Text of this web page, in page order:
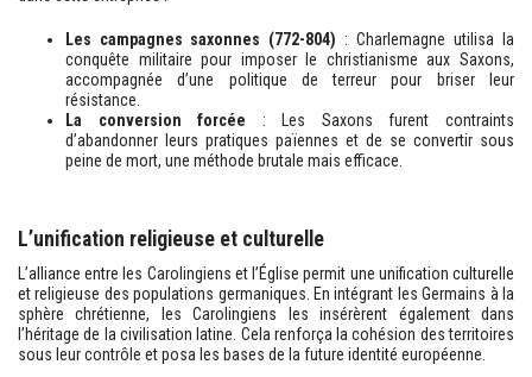
Les campagnes saxonnes (772-804) : Charlemagne utilisa la
conquête militaire pour imposer le christianisme aux Saxons,
accompagnée d’une politique de terreur pour briser leur
résistance.
La conversion forcée : Les Saxons furent contraints
d’abandonner leurs pratiques païennes et de se convertir sous
peine de mort, une méthode brutale mais efficace.
L’unification religieuse et culturelle
L’alliance entre les Carolingiens et l’Église permit une unification culturelle
et religieuse des populations germaniques. En intégrant les Germains à la
sphère chrétienne, les Carolingiens les insérèrent également dans
l’héritage de la civilisation latine. Cela renforça la cohésion des territoires
sous leur contrôle et posa les bases de la future identité européenne.